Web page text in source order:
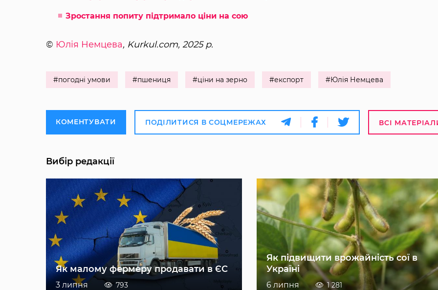
Зростання попиту підтримало ціни на сою
© Юлія Немцева, Kurkul.com, 2025 р.
#погодні умови #пшениця #ціни на зерно #експорт #Юлія Немцева
КОМЕНТУВАТИ ПОДІЛИТИСЯ В СОЦМЕРЕЖАХ ВСІ
Вибір редакції
Як малому фермеру продавати в ЄС
3 липня 793
Як підвищити врожайність сої в
Україні
6 липня 1 281